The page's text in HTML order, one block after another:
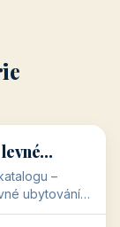
34 objektů
–
ubytování –
připraveny